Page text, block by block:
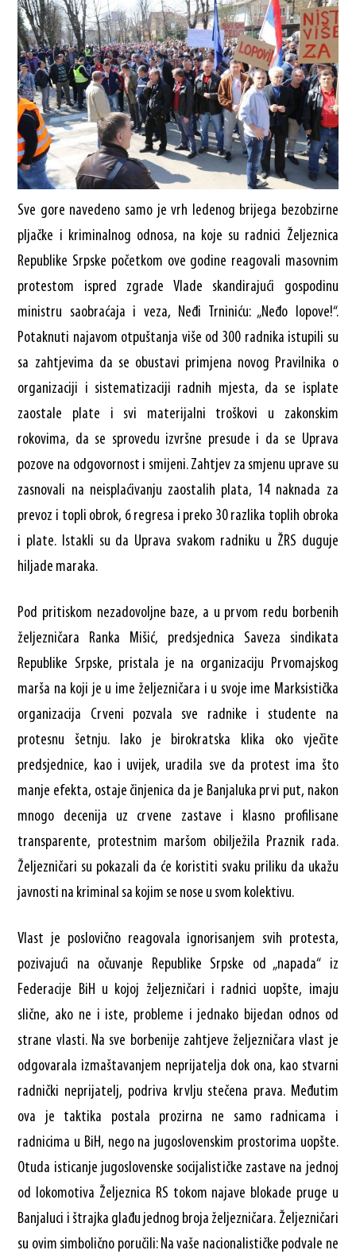
Sve gore navedeno samo je vrh ledenog brijega bezobzirne
pljačke i kriminalnog odnosa, na koje su radnici Željeznica
Republike Srpske početkom ove godine reagovali masovnim
protestom ispred zgrade Vlade skandirajući gospodinu
ministru saobraćaja i veza, Neđi Trniniću: „Neđo lopove!“.
Potaknuti najavom otpuštanja više od 300 radnika istupili su
sa zahtjevima da se obustavi primjena novog Pravilnika o
organizaciji i sistematizaciji radnih mjesta, da se isplate
zaostale plate i svi materijalni troškovi u zakonskim
rokovima, da se sprovedu izvršne presude i da se Uprava
pozove na odgovornost i smijeni. Zahtjev za smjenu uprave su
zasnovali na neisplaćivanju zaostalih plata, 14 naknada za
prevoz i topli obrok, 6 regresa i preko 30 razlika toplih obroka
i plate. Istakli su da Uprava svakom radniku u ŽRS duguje
hiljade maraka.
Pod pritiskom nezadovoljne baze, a u prvom redu borbenih
željezničara Ranka Mišić, predsjednica Saveza sindikata
Republike Srpske, pristala je na organizaciju Prvomajskog
marša na koji je u ime željezničara i u svoje ime Marksistička
organizacija Crveni pozvala sve radnike i studente na
protesnu šetnju. Iako je birokratska klika oko vječite
predsjednice, kao i uvijek, uradila sve da protest ima što
manje efekta, ostaje činjenica da je Banjaluka prvi put, nakon
mnogo decenija uz crvene zastave i klasno profilisane
transparente, protestnim maršom obilježila Praznik rada.
Željezničari su pokazali da će koristiti svaku priliku da ukažu
javnosti na kriminal sa kojim se nose u svom kolektivu.
Vlast je poslovično reagovala ignorisanjem svih protesta,
pozivajući na očuvanje Republike Srpske od „napada“ iz
Federacije BiH u kojoj željezničari i radnici uopšte, imaju
slične, ako ne i iste, probleme i jednako bijedan odnos od
strane vlasti. Na sve borbenije zahtjeve željezničara vlast je
odgovarala izmaštavanjem neprijatelja dok ona, kao stvarni
radnički neprijatelj, podriva krvlju stečena prava. Međutim
ova je taktika postala prozirna ne samo radnicama i
radnicima u BiH, nego na jugoslovenskim prostorima uopšte.
Otuda isticanje jugoslovenske socijalističke zastave na jednoj
od lokomotiva Željeznica RS tokom najave blokade pruge u
Banjaluci i štrajka glađu jednog broja željezničara. Željezničari
su ovim simbolično poručili: Na vaše nacionalističke podvale ne